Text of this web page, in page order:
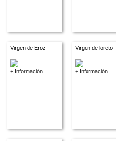
Virgen de Eroz
+ Información
Virgen de loreto
+ Información